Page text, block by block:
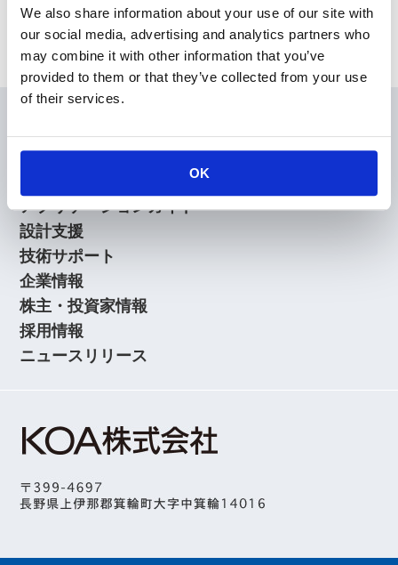
We also share information about your use of our site with
our social media, advertising and analytics partners who
may combine it with other information that you’ve
provided to them or that they’ve collected from your use
of their services.
OK
Archive
会員
製品情報
アプリケーションガイド
設計支援
技術サポート
企業情報
株主・投資家情報
採用情報
ニュースリリース